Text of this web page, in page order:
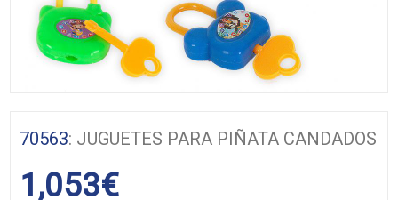
70563: JUGUETES PARA PIÑATA CANDADOS
1,053€